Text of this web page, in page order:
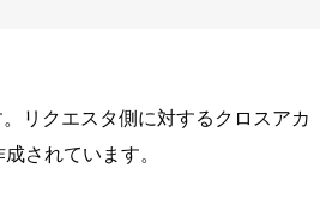
リクエスタ側に対するクロスアカ
されています。